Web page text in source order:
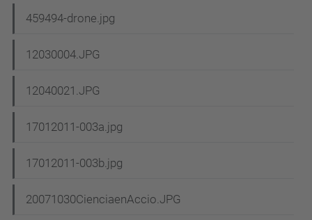
459494-drone.jpg
12030004.JPG
12040021.JPG
17012011-003a.jpg
17012011-003b.jpg
20071030CienciaenAccio.JPG